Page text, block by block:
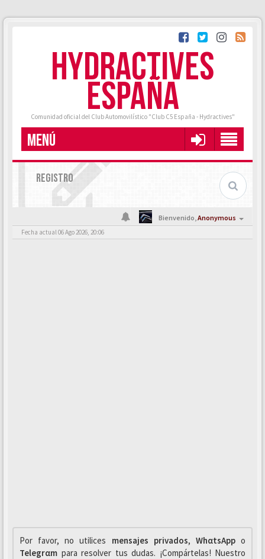
HYDRACTIVES
ESPAÑA
Comunidad oficial del Club Automovilístico "Club C5 España - Hydractives"
MENÚ
REGISTRO
Bienvenido,Anonymous
Fecha actual 06 Ago 2026, 20:06
Por favor, no utilices mensajes privados, WhαtsAppo
Telegrαm para resolver tus dudas. ¡Compártelas! Nuestro